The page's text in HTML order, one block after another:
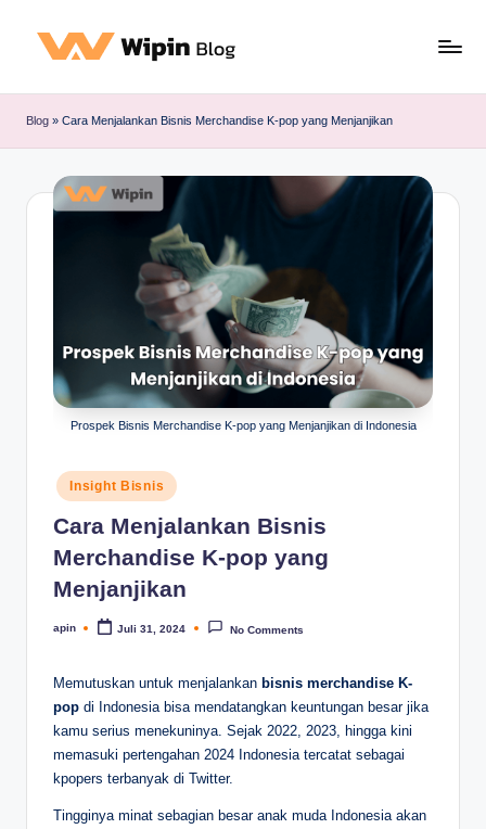
Blog » Cara Menjalankan Bisnis Merchandise K-pop yang Menjanjikan
Prospek Bisnis Merchandise K-pop yang Menjanjikan di Indonesia
Posted
in
Insight Bisnis
Cara Menjalankan Bisnis
Merchandise K-pop yang
Menjanjikan
Posted
apin Juli 31, 2024 No Comments
Memutuskan untuk menjalankan bisnis merchandise K-
pop di Indonesia bisa mendatangkan keuntungan besar jika
kamu serius menekuninya. Sejak 2022, 2023, hingga kini
memasuki pertengahan 2024 Indonesia tercatat sebagai
kpopers terbanyak di Twitter.
Tingginya minat sebagian besar anak muda Indonesia akan